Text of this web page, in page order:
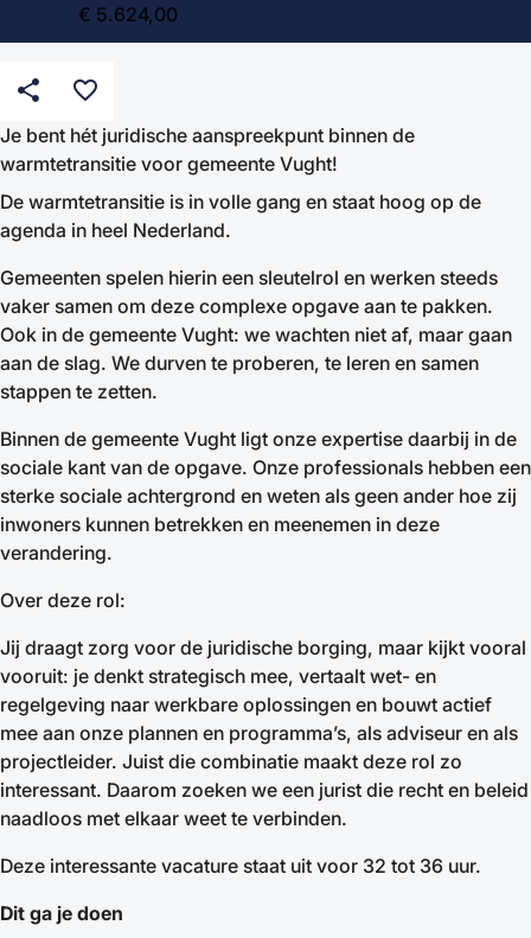
€ 5.624,00
share favorite_border
Je bent hét juridische aanspreekpunt binnen de
warmtetransitie voor gemeente Vught!
De warmtetransitie is in volle gang en staat hoog op de
agenda in heel Nederland.
Gemeenten spelen hierin een sleutelrol en werken steeds
vaker samen om deze complexe opgave aan te pakken.
Ook in de gemeente Vught: we wachten niet af, maar gaan
aan de slag. We durven te proberen, te leren en samen
stappen te zetten.
Binnen de gemeente Vught ligt onze expertise daarbij in de
sociale kant van de opgave. Onze professionals hebben een
sterke sociale achtergrond en weten als geen ander hoe zij
inwoners kunnen betrekken en meenemen in deze
verandering.
Over deze rol:
Jij draagt zorg voor de juridische borging, maar kijkt vooral
vooruit: je denkt strategisch mee, vertaalt wet- en
regelgeving naar werkbare oplossingen en bouwt actief
mee aan onze plannen en programma’s, als adviseur en als
projectleider. Juist die combinatie maakt deze rol zo
interessant. Daarom zoeken we een jurist die recht en beleid
naadloos met elkaar weet te verbinden.
Deze interessante vacature staat uit voor 32 tot 36 uur.
Dit ga je doen